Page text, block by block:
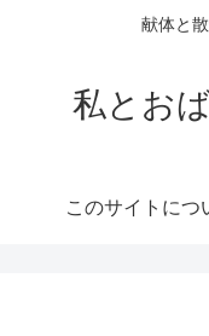
献体と
私とお
このサイトにつ